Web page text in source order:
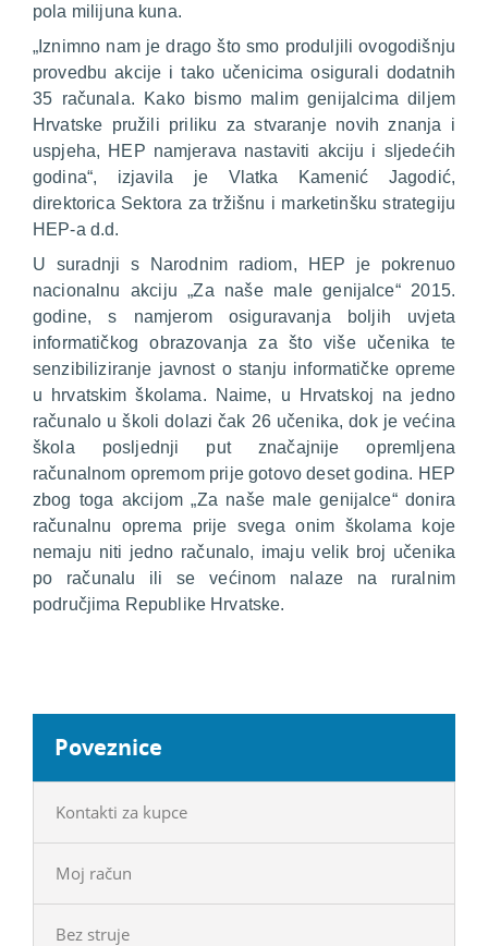
pola milijuna kuna.
„ Iznimno nam je drago što smo produljili ovogodišnju
provedbu akcije i tako učenicima osigurali dodatnih
35 računala.
Kako bismo malim genijalcima diljem
Hrvatske pružili priliku za stvaranje novih znanja i
uspjeha, HEP namjerava nastaviti akciju i sljedećih
godina“, izjavila je Vlatka Kamenić Jagodić,
direktorica Sektora za tržišnu i marketinšku strategiju
HEP-a d.d.
U suradnji s Narodnim radiom, HEP je pokrenuo
nacionalnu akciju „Za naše male genijalce“ 2015.
godine, s namjerom osiguravanja boljih uvjeta
informatičkog obrazovanja za što više učenika te
senzibiliziranje javnost o stanju informatičke opreme
u hrvatskim školama. Naime, u Hrvatskoj na jedno
računalo u školi dolazi čak 26 učenika, dok je većina
škola posljednji put značajnije opremljena
računalnom opremom prije gotovo deset godina. HEP
zbog toga akcijom „Za naše male genijalce“ donira
računalnu oprema prije svega onim školama koje
nemaju niti jedno računalo, imaju velik broj učenika
po računalu ili se većinom nalaze na ruralnim
područjima Republike Hrvatske.
Poveznice
Kontakti za kupce
Moj račun
Bez struje